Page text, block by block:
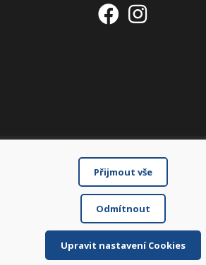
Přijmout vše
Odmítnout
Upravit nastavení Cookies